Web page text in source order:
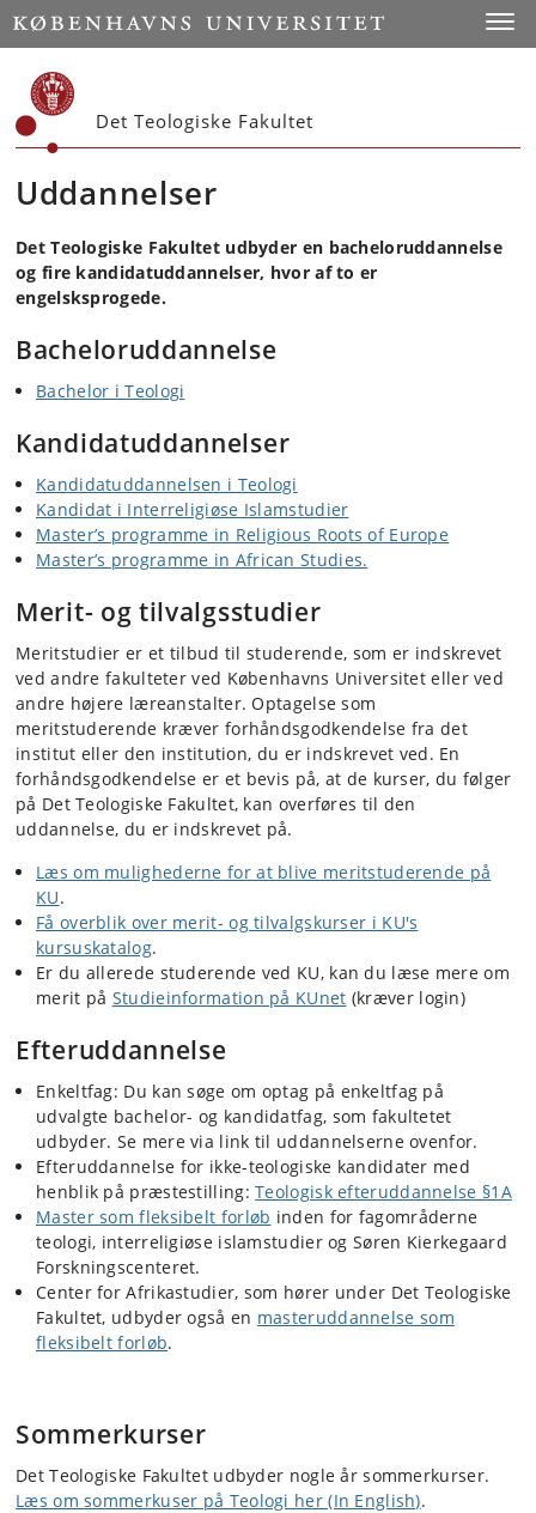
Start
Det Teologiske Fakultet
Uddannelser
Det Teologiske Fakultet udbyder en bacheloruddannelse
og fire kandidatuddannelser, hvor af to er
engelsksprogede.
Bacheloruddannelse
Bachelor i Teologi
Kandidatuddannelser
Kandidatuddannelsen i Teologi
Kandidat i Interreligiøse Islamstudier
Master’s programme in Religious Roots of Europe
Master’s programme in African Studies.
Merit- og tilvalgsstudier
Meritstudier er et tilbud til studerende, som er indskrevet
ved andre fakulteter ved Københavns Universitet eller ved
andre højere læreanstalter. Optagelse som
meritstuderende kræver forhåndsgodkendelse fra det
institut eller den institution, du er indskrevet ved. En
forhåndsgodkendelse er et bevis på, at de kurser, du følger
på Det Teologiske Fakultet, kan overføres til den
uddannelse, du er indskrevet på.
Læs om mulighederne for at blive meritstuderende på
KU.
Få overblik over merit- og tilvalgskurser i KU's
kursuskatalog.
Er du allerede studerende ved KU, kan du læse mere om
merit på Studieinformation på KUnet (kræver login)
Efteruddannelse
Enkeltfag: Du kan søge om optag på enkeltfag på
udvalgte bachelor- og kandidatfag, som fakultetet
udbyder. Se mere via link til uddannelserne ovenfor.
Efteruddannelse for ikke-teologiske kandidater med
henblik på præstestilling:Teologisk efteruddannelse §1A
Master som fleksibelt forløb inden for fagområderne
teologi, interreligiøse islamstudier og Søren Kierkegaard
Forskningscenteret.
Center for Afrikastudier, som hører under Det Teologiske
Fakultet, udbyder også en masteruddannelse som
fleksibelt forløb.
Sommerkurser
Det Teologiske Fakultet udbyder nogle år sommerkurser.
Læs om sommerkuser på Teologi her (In English).